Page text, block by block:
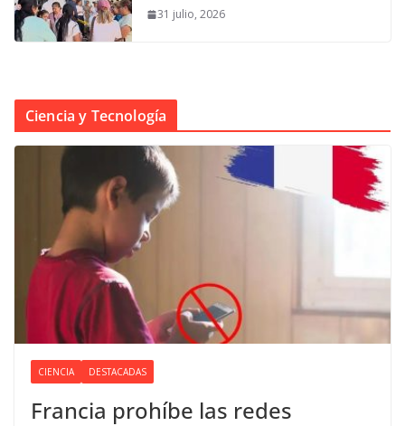
31 julio, 2026
Ciencia y Tecnología
CIENCIA DESTACADAS
Francia prohíbe las redes